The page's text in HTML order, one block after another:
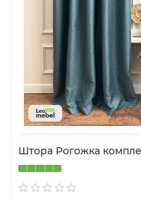
Штора Рогожка